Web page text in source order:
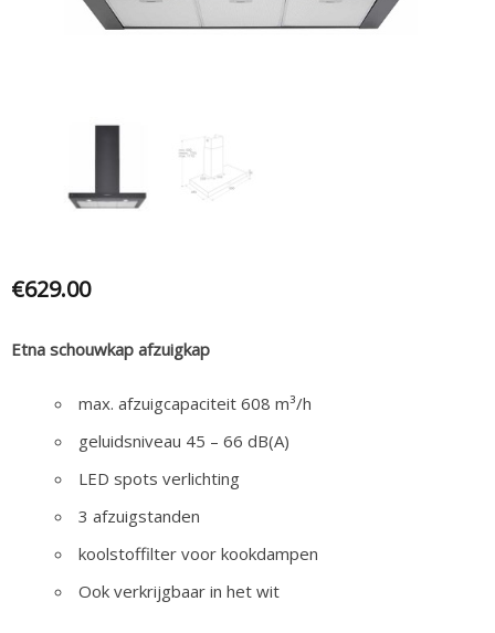
€629.00
Etna schouwkap afzuigkap
max. afzuigcapaciteit 608 m³/h
geluidsniveau 45 – 66 dB(A)
LED spots verlichting
3 afzuigstanden
koolstoffilter voor kookdampen
Ook verkrijgbaar in het wit